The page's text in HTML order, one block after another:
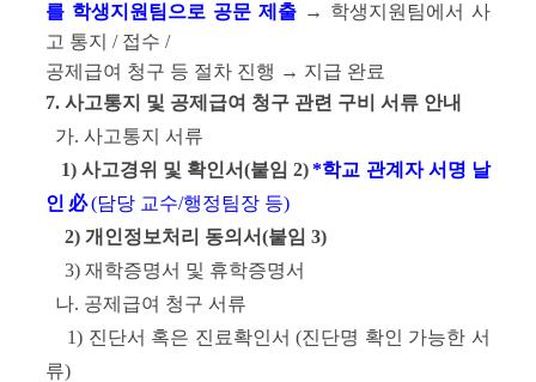
를 학생지원팀으로 공문 제출 → 학생지원팀에서 사
고 통지 / 접수 /
공제급여 청구 등 절차 진행 → 지급 완료
7. 사고통지 및 공제급여 청구 관련 구비 서류 안내
가. 사고통지 서류
1) 사고경위 및 확인서(붙임 2) *학교 관계자 서명 날
인 必(담당 교수/행정팀장 등)
2) 개인정보처리 동의서(붙임 3)
3) 재학증명서 및 휴학증명서
나. 공제급여 청구 서류
1) 진단서 혹은 진료확인서 (진단명 확인 가능한 서
류)